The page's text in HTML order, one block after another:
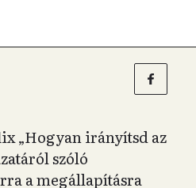
„Hogyan irányítsd az
szóló
a megállapításra